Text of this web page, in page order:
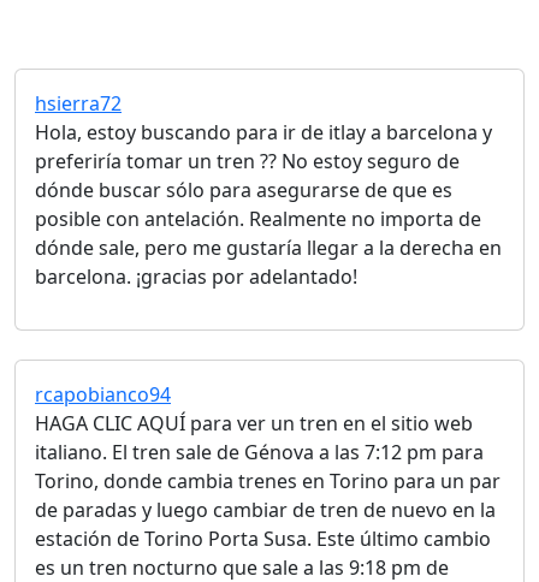
hsierra72
Hola, estoy buscando para ir de itlay a barcelona y
preferiría tomar un tren ?? No estoy seguro de
dónde buscar sólo para asegurarse de que es
posible con antelación. Realmente no importa de
dónde sale, pero me gustaría llegar a la derecha en
barcelona. ¡gracias por adelantado!
rcapobianco94
HAGA CLIC AQUÍ para ver un tren en el sitio web
italiano. El tren sale de Génova a las 7:12 pm para
Torino, donde cambia trenes en Torino para un par
de paradas y luego cambiar de tren de nuevo en la
estación de Torino Porta Susa. Este último cambio
es un tren nocturno que sale a las 9:18 pm de